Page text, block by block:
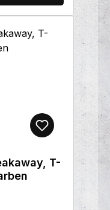
T-